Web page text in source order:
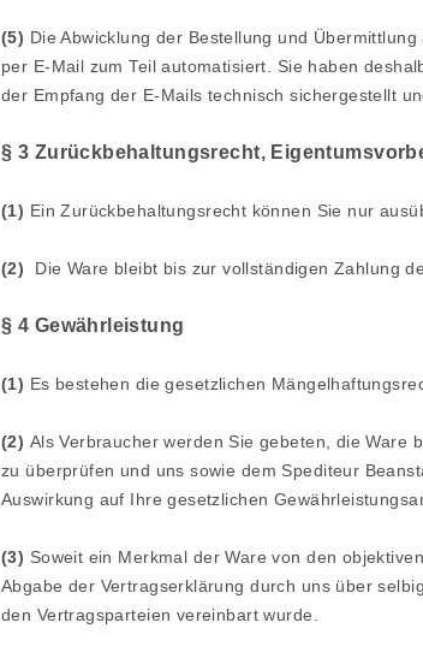
(5) Die Abwicklung der Bestellung und
per E-Mail zum Teil automatisiert. Sie haben
der Empfang der E-Mails technisch sichergestellt
§ 3 Zurückbehaltungsrecht,
(1) Ein Zurückbehaltungsrecht können Sie nur
(2) Die Ware bleibt bis zur vollständigen Zahlung
§ 4 Gewährleistung
(1) Es bestehen die gesetzlichen
(2) Als Verbraucher werden Sie gebeten, die Ware
zu überprüfen und uns sowie dem Spediteur
Auswirkung auf Ihre gesetzlichen
(3) Soweit ein Merkmal der Ware von den
Abgabe der Vertragserklärung durch uns über
den Vertragsparteien vereinbart wurde.